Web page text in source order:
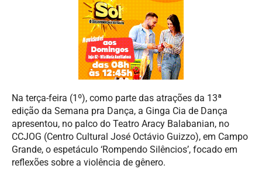
Na terça-feira (1º), como parte das atrações da 13ª
edição da Semana pra Dança, a Ginga Cia de Dança
apresentou, no palco do Teatro Aracy Balabanian, no
CCJOG (Centro Cultural José Octávio Guizzo), em Campo
Grande, o espetáculo ‘Rompendo Silêncios’, focado em
reflexões sobre a violência de gênero.